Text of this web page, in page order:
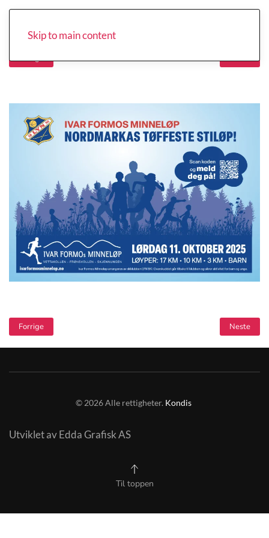
Skip to main content
Forrige Neste
Forrige Neste
© 2026Alle rettigheter. Kondis
Utviklet av Edda Grafisk AS
Til toppen